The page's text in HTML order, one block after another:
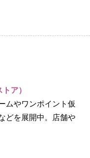
ア）
ムやワンポイント仮
どを展開中。店舗